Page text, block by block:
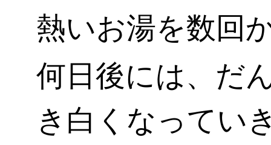
熱いお湯を数回
何日後には、だ
き白くなってい